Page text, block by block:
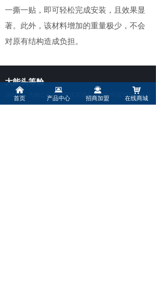
一撕一贴，即可轻松完成安装，且效果显
著。此外，该材料增加的重量极少，不会
对原有结构造成负担。
大能头等舱
001年，大能公司在中国深圳成立，作为中国汽车隔音行
业的创导品牌，25年来持续推动行业技术升级。我们专注
낀
首页
뀵
产品中心
끤
招商加盟
낙
在线商城